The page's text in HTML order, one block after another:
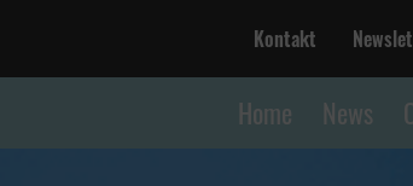
Kontakt
Home News